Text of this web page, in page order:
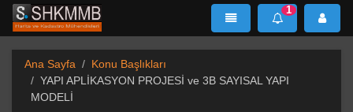
SHKMMB MenÜ Mesaj
1
Ana Sayfa
Konu Başlıkları
YAPI APLİKASYON PROJESİ ve 3B SAYISAL YAPI
MODELİ